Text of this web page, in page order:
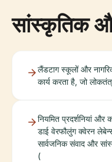
सांस्कृतिक
लैंडटाग स्कूलों और
कार्य करता है, जो
नियमित प्रदर्शनियां
डाई वेरफौलुंग क्वेरन
सार्वजनिक संवाद और
(